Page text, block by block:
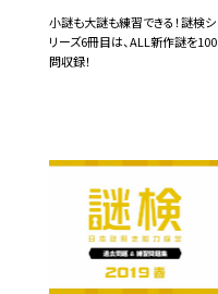
小謎も大謎も練習できる！謎検シ
リーズ6冊目は、ALL新作謎を100
問収録！